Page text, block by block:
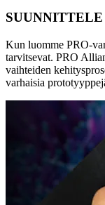
Kun luomme PRO-
tarvitsevat. PRO
vaihteiden
varhaisia